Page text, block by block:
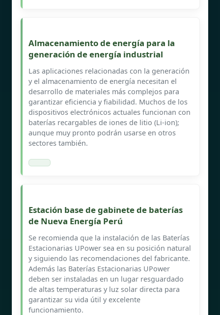
Almacenamiento de energía para la
generación de energía industrial
Las aplicaciones relacionadas con la generación
y el almacenamiento de energía necesitan el
desarrollo de materiales más complejos para
garantizar eficiencia y fiabilidad. Muchos de los
dispositivos electrónicos actuales funcionan con
baterías recargables de iones de litio (Li-ion);
aunque muy pronto podrán usarse en otros
sectores también.
Estación base de gabinete de baterías
de Nueva Energía Perú
Se recomienda que la instalación de las Baterías
Estacionarias UPower sea en su posición natural
y siguiendo las recomendaciones del fabricante.
Además las Baterías Estacionarias UPower
deben ser instaladas en un lugar resguardado
de altas temperaturas y luz solar directa para
garantizar su vida útil y excelente
funcionamiento.